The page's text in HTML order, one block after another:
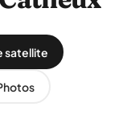
satellite